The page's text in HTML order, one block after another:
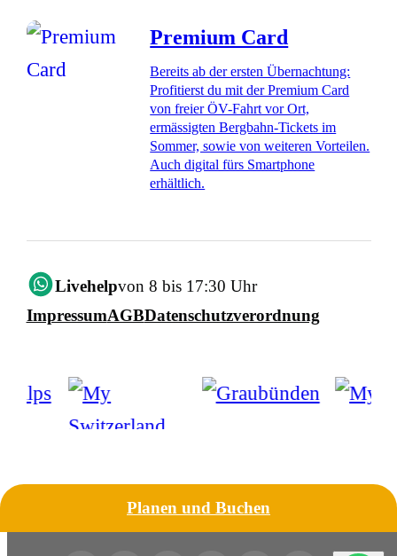
Premium Card
Bereits ab der ersten Übernachtung:
Profitierst du mit der Premium Card
von freier ÖV-Fahrt vor Ort,
ermässigten Bergbahn-Tickets im
Sommer, sowie von weiteren Vorteilen.
Auch digital fürs Smartphone
erhältlich.
Livehelpvon 8 bis 17:30 Uhr
ImpressumAGBDatenschutzverordnung
Planen und Buchen